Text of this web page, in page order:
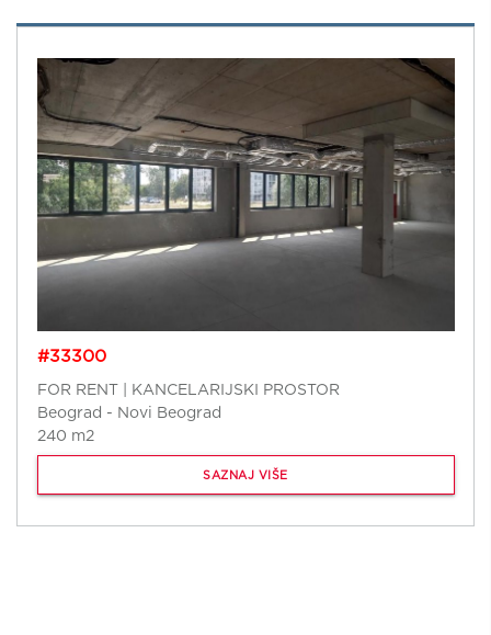
#33300
FOR RENT | KANCELARIJSKI PROSTOR
Beograd - Novi Beograd
240 m2
SAZNAJ VIŠE